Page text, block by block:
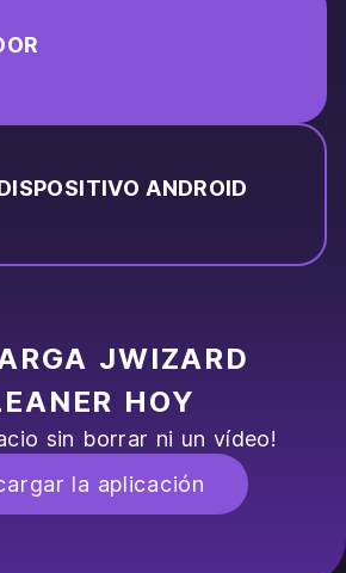
ANDROID
JWIZARD
HOY
sin borrar ni un vídeo!
la aplicación